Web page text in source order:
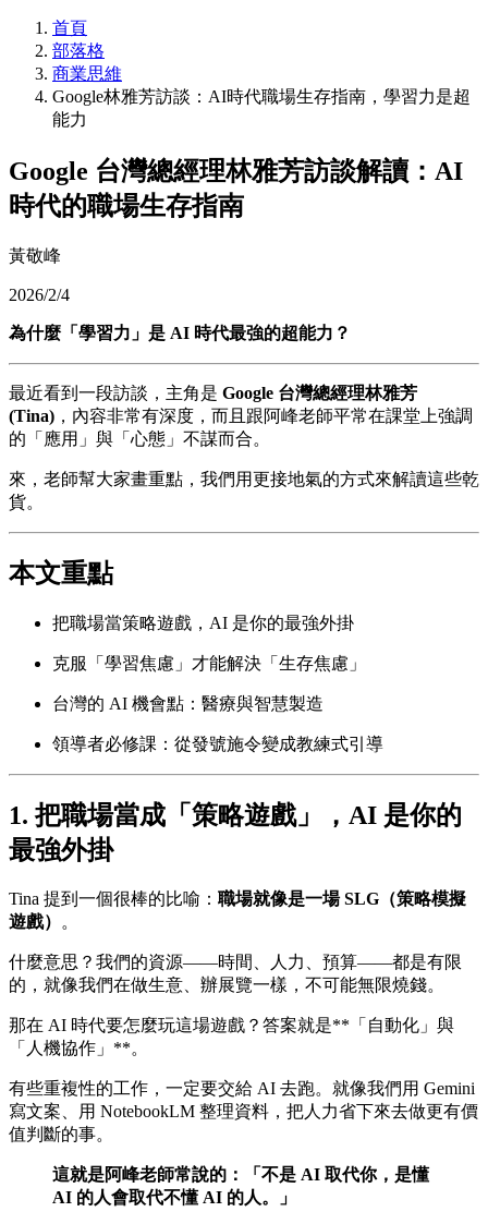
首頁
部落格
商業思維
Google林雅芳訪談：AI時代職場生存指南，學習力是超
能力
Google 台灣總經理林雅芳訪談解讀：AI
時代的職場生存指南
黃敬峰
2026/2/4
為什麼「學習力」是 AI 時代最強的超能力？
最近看到一段訪談，主角是 Google 台灣總經理林雅芳
(Tina) ，內容非常有深度，而且跟阿峰老師平常在課堂上強調
的「應用」與「心態」不謀而合。
來，老師幫大家畫重點，我們用更接地氣的方式來解讀這些乾
貨。
本文重點
把職場當策略遊戲，AI 是你的最強外掛
克服「學習焦慮」才能解決「生存焦慮」
台灣的 AI 機會點：醫療與智慧製造
領導者必修課：從發號施令變成教練式引導
1. 把職場當成「策略遊戲」，AI 是你的
最強外掛
Tina 提到一個很棒的比喻： 職場就像是一場 SLG（策略模擬
遊戲） 。
什麼意思？我們的資源——時間、人力、預算——都是有限
的，就像我們在做生意、辦展覽一樣，不可能無限燒錢。
那在 AI 時代要怎麼玩這場遊戲？答案就是**「自動化」與
「人機協作」**。
有些重複性的工作，一定要交給 AI 去跑。就像我們用 Gemini
寫文案、用 NotebookLM 整理資料，把人力省下來去做更有價
值判斷的事。
這就是阿峰老師常說的：「不是 AI 取代你，是懂
AI 的人會取代不懂 AI 的人。」